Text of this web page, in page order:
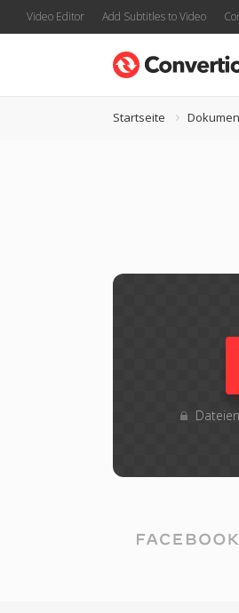
Video Editor Add Subtitles to Video
Startseite